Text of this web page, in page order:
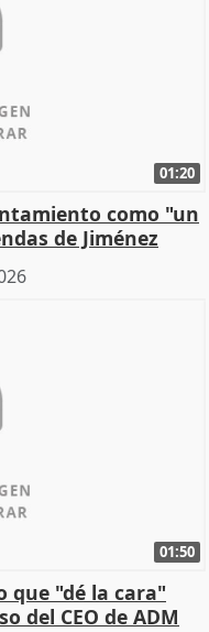
01:20
como "un
de Jiménez
01:50
que "dé la cara"
del CEO de ADM